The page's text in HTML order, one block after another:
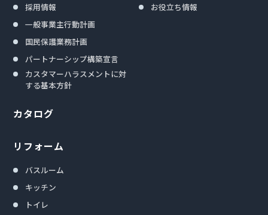
採用情報
一般事業主行動計画
国民保護業務計画
パートナーシップ構築宣言
カスタマーハラスメントに対
する基本方針
カタログ
リフォーム
バスルーム
キッチン
トイレ
お役立ち情報